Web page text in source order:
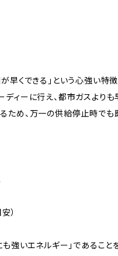
くできる」という心強い特徴
ィーに行え、都市ガスよりも
め、万一の供給停止時でも
）
強いエネルギー」であるこ